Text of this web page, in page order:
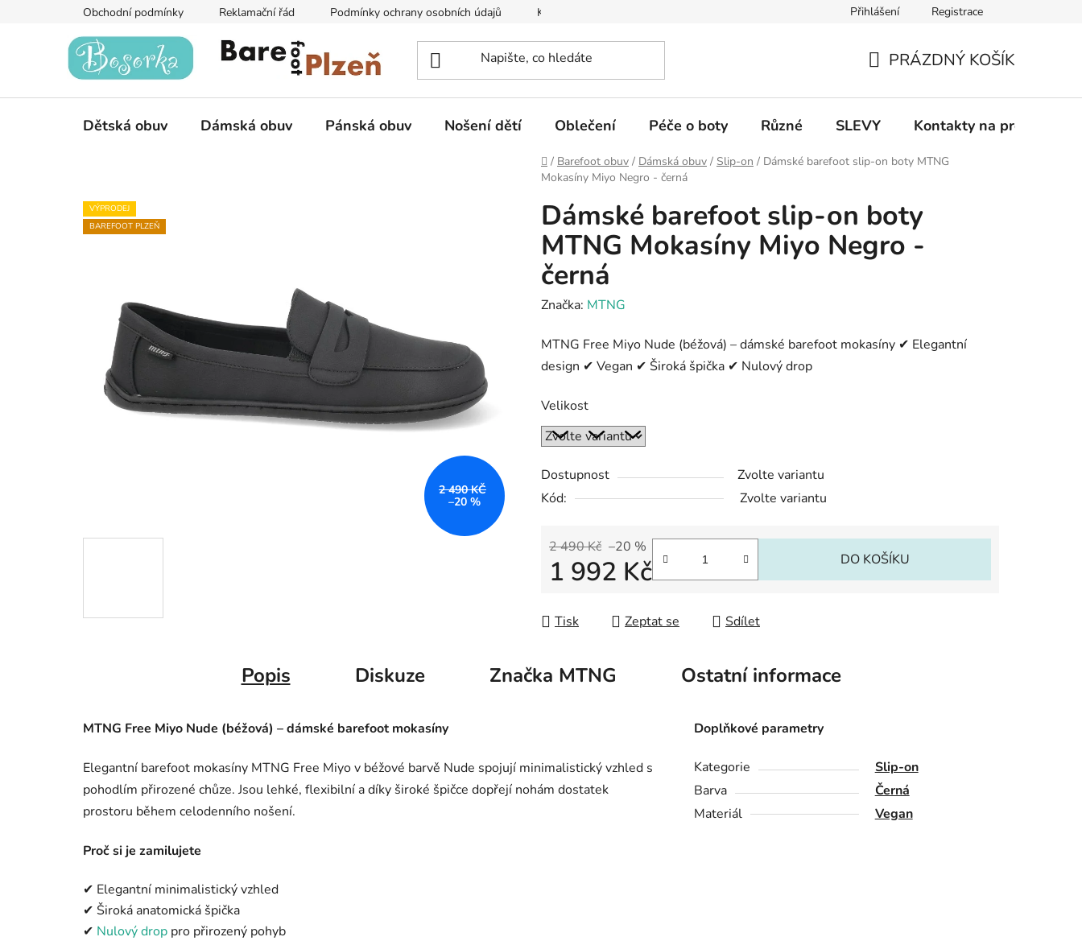
Obchodní podmínky Reklamační řád Podmínky ochrany osobních údajů Kontakty na prodejny Informace k on-line platbám Odstoupení od
Přihlášení Registrace
KOŠÍK
PRÁZDNÝ KOŠÍK
Dětská obuv Dámská obuv Pánská obuv Nošení dětí Oblečení Péče o boty Různé SLEVY Kontakty na prodejny
Domů
/ Barefoot obuv / Dámská obuv / Slip-on / Dámské barefoot slip-on boty MTNG
Mokasíny Miyo Negro - černá
Dámské barefoot slip-on boty
MTNG Mokasíny Miyo Negro -
černá
Značka: MTNG
MTNG Free Miyo Nude (béžová) – dámské barefoot mokasíny ✔ Elegantní
design ✔ Vegan ✔ Široká špička ✔ Nulový drop
Velikost
Dostupnost
Zvolte variantu
Kód:
Zvolte variantu
2 490 Kč –20 %
1 992 Kč DO KOŠÍKU
Tisk Zeptat se Sdílet
VÝPRODEJ
BAREFOOT PLZEŇ
2 490 KČ
–20 %
Popis Diskuze Značka MTNG Ostatní informace
MTNG Free Miyo Nude (béžová) – dámské barefoot mokasíny
Elegantní barefoot mokasíny MTNG Free Miyo v béžové barvě Nude spojují minimalistický vzhled s
pohodlím přirozené chůze. Jsou lehké, flexibilní a díky široké špičce dopřejí nohám dostatek
prostoru během celodenního nošení.
Proč si je zamilujete
✔ Elegantní minimalistický vzhled
✔ Široká anatomická špička
✔ Nulový drop pro přirozený pohyb
Doplňkové parametry
Kategorie
Slip-on
Barva
Černá
Materiál
Vegan